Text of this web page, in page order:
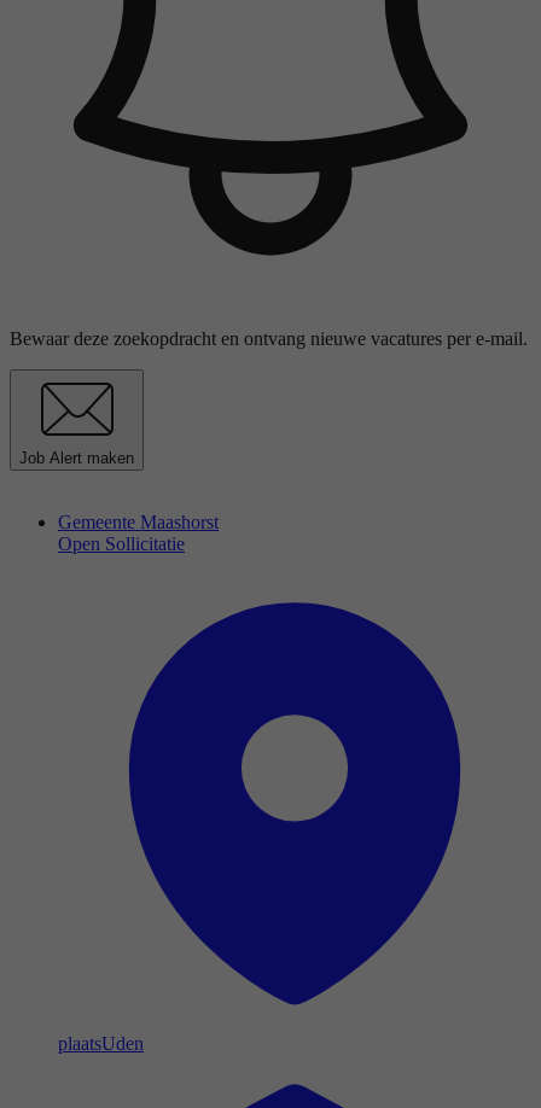
Bewaar deze zoekopdracht en ontvang nieuwe vacatures per e-mail.
Job Alert maken
Gemeente Maashorst
Open Sollicitatie
plaatsUden